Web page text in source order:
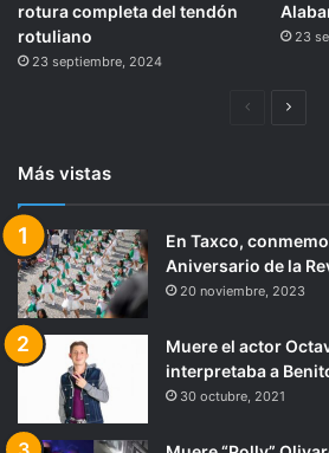
rotura completa del tendón
rotuliano
23 septiembre, 2024
23
Página
Más vistas
En Taxco,
Aniversario de la
20 noviembre, 2023
Muere el actor
interpretaba a
30 octubre, 2021